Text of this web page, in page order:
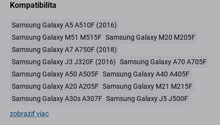
Kompatibilita
Samsung Galaxy A5 A510F (2016)
Samsung Galaxy M51 M515F Samsung Galaxy M20 M205F
Samsung Galaxy A7 A750F (2018)
Samsung Galaxy J3 J320F (2016) Samsung Galaxy A70 A705F
Samsung Galaxy A50 A505F Samsung Galaxy A40 A405F
Samsung Galaxy A20 A205F Samsung Galaxy M21 M215F
Samsung Galaxy A30s A307F Samsung Galaxy J5 J500F
zobraziť viac